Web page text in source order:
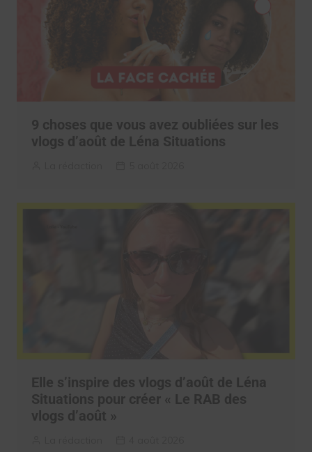
9 choses que vous avez oubliées sur les
vlogs d’août de Léna Situations
Elle s’inspire des vlogs d’août de Léna
Situations pour créer « Le RAB des
vlogs d’août »